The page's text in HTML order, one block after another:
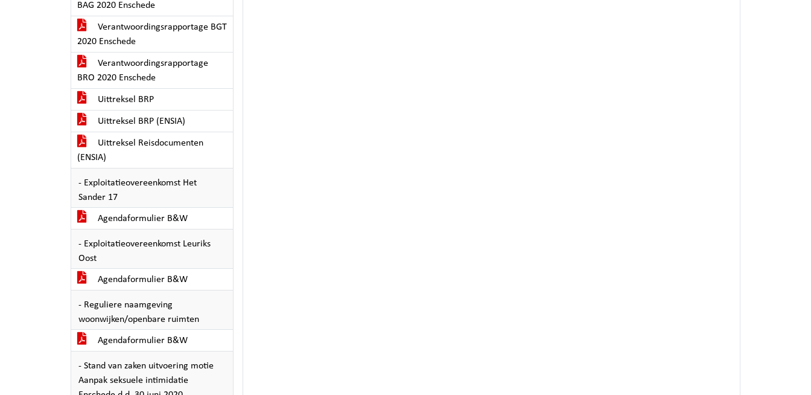
BAG 2020 Enschede
Verantwoordingsrapportage BGT
2020 Enschede
Verantwoordingsrapportage
BRO 2020 Enschede
Uittreksel BRP
Uittreksel BRP (ENSIA)
Uittreksel Reisdocumenten
(ENSIA)
- Exploitatieovereenkomst Het
Sander 17
Agendaformulier B&W
- Exploitatieovereenkomst Leuriks
Oost
Agendaformulier B&W
- Reguliere naamgeving
woonwijken/openbare ruimten
Agendaformulier B&W
- Stand van zaken uitvoering motie
Aanpak seksuele intimidatie